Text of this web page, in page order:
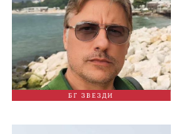
БГ ЗВЕЗДИ